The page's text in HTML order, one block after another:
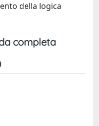
della logica
completa